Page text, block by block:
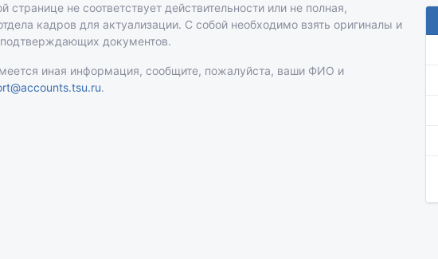
странице не соответствует действительности или не полная,
кадров для актуализации. С собой необходимо взять оригиналы и
документов.
иная информация, сообщите, пожалуйста, ваши ФИО и
.